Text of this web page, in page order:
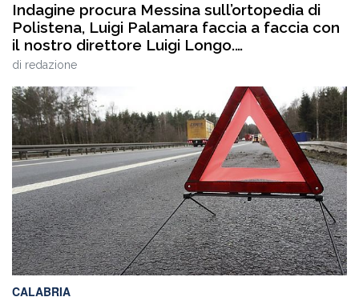
Indagine procura Messina sull’ortopedia di
Polistena, Luigi Palamara faccia a faccia con
il nostro direttore Luigi Longo.
VIDEOINTERVISTA
di redazione
CALABRIA